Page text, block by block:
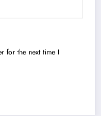
for the next time I